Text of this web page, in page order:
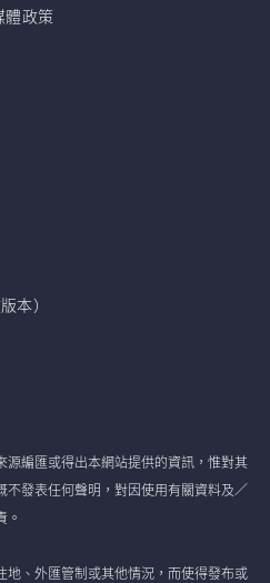
體政策
本）
編匯或得出本網站提供的資訊，惟對其
發表任何聲明，對因使用有關資料及／
。
、外匯管制或其他情況，而使得發布或